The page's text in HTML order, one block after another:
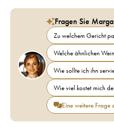
Fragen Sie
Zu welchem Gericht
Welche ähnlichen
Wie sollte ich ihn
Wie viel kostet mich
Eine weitere Frage